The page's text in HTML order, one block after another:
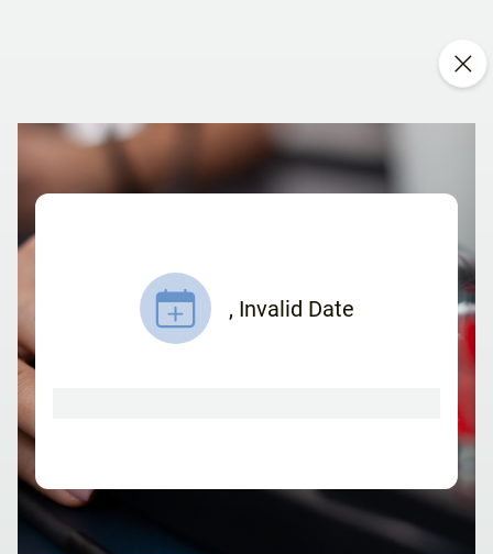
, Invalid Date